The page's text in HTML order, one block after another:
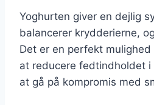
Yoghurten giver en dejlig
balancerer krydderierne,
Det er en perfekt
at reducere fedtindholdet
at gå på kompromis med